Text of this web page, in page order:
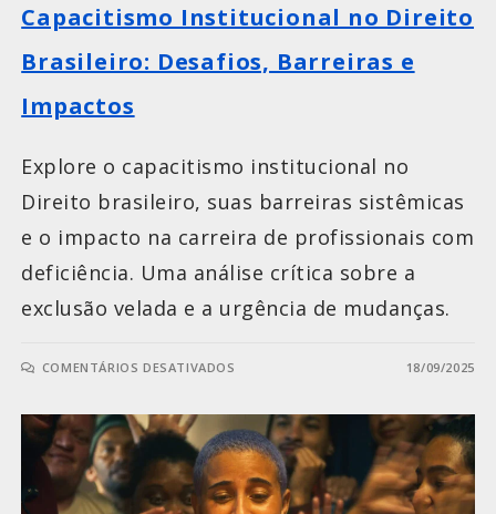
Capacitismo Institucional no Direito
Brasileiro: Desafios, Barreiras e
Impactos
Explore o capacitismo institucional no
Direito brasileiro, suas barreiras sistêmicas
e o impacto na carreira de profissionais com
deficiência. Uma análise crítica sobre a
exclusão velada e a urgência de mudanças.
COMENTÁRIOS DESATIVADOS 18/09/2025